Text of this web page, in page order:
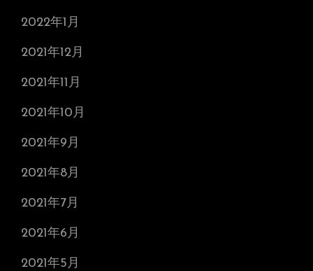
2022年1月
2021年12月
2021年11月
2021年10月
2021年9月
2021年8月
2021年7月
2021年6月
2021年5月